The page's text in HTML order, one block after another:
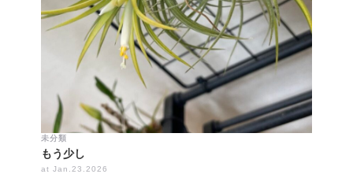
未分類
もう少し
at Jan.23.2026